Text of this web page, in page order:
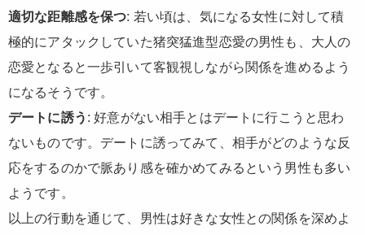
適切な距離感を保つ: 若い頃は、気になる女性に対して積
極的にアタックしていた猪突猛進型恋愛の男性も、大人の
恋愛となると一歩引いて客観視しながら関係を進めるよう
になるそうです。
デートに誘う : 好意がない相手とはデートに行こうと思わ
ないものです。デートに誘ってみて、相手がどのような反
応をするのかで脈あり感を確かめてみるという男性も多い
ようです。
以上の行動を通じて、男性は好きな女性との関係を深めよ